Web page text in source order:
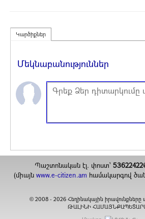
Կարծիքներ
Մեկնաբանություններ
Պաշտոնական էլ. փոստ`
(միայն www.e-citizen.am համակարգով
© 2008 -2026 Հեղինակային
ԹԱԼԻՆԻ